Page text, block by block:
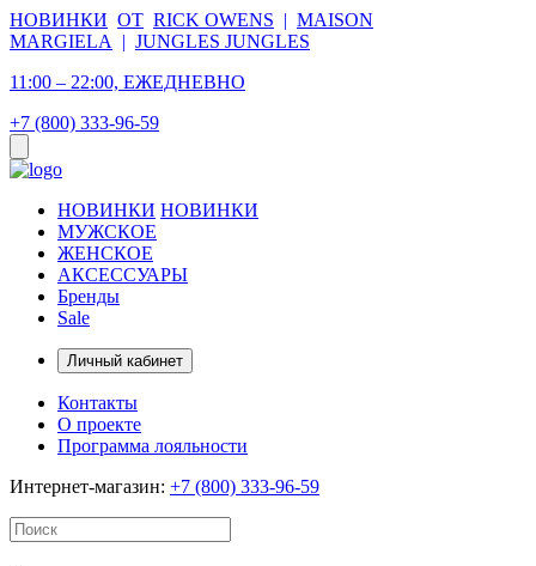
НОВИНКИ ОТ RICK OWENS | MAISON
MARGIELA
| JUNGLES JUNGLES
11:00 – 22:00, ЕЖЕДНЕВНО
+7 (800) 333-96-59
НОВИНКИ НОВИНКИ
МУЖСКОЕ
ЖЕНСКОЕ
АКСЕССУАРЫ
Бренды
Sale
Личный кабинет
Контакты
О проекте
Программа лояльности
Интернет-магазин: +7 (800) 333-96-59